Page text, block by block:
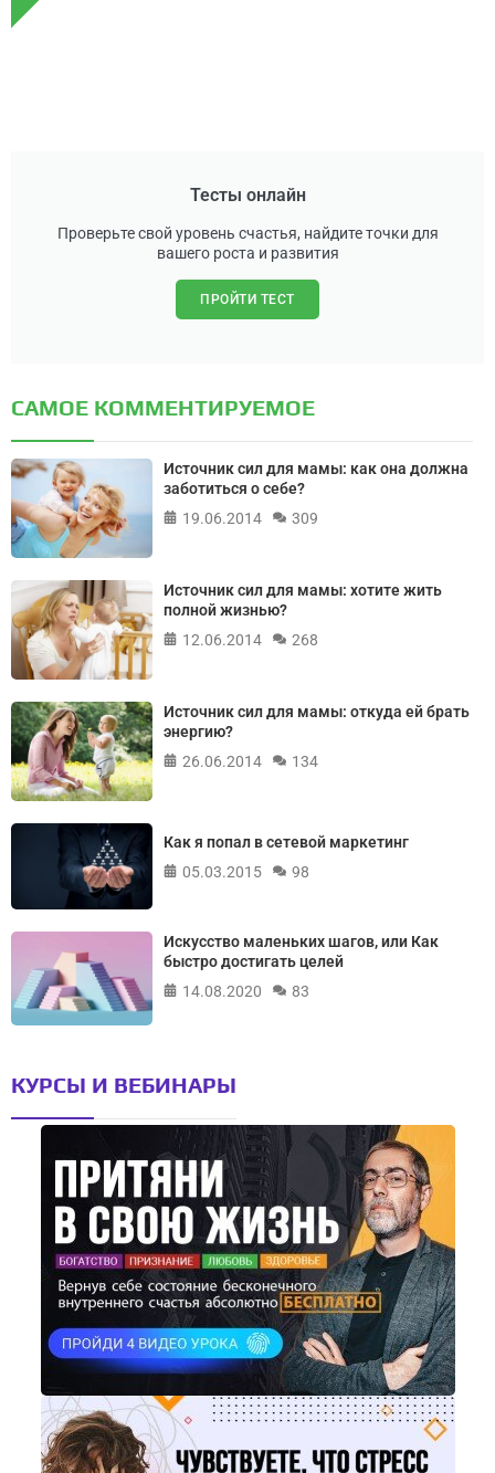
Тесты онлайн
Проверьте свой уровень счастья, найдите точки для
вашего роста и развития
ПРОЙТИ ТЕСТ
САМОЕ КОММЕНТИРУЕМОЕ
Источник сил для мамы: как она должна
заботиться о себе?
19.06.2014
309
Источник сил для мамы: хотите жить
полной жизнью?
12.06.2014
268
Источник сил для мамы: откуда ей брать
энергию?
26.06.2014
134
Как я попал в сетевой маркетинг
05.03.2015
98
Искусство маленьких шагов, или Как
быстро достигать целей
14.08.2020
83
КУРСЫ И ВЕБИНАРЫ